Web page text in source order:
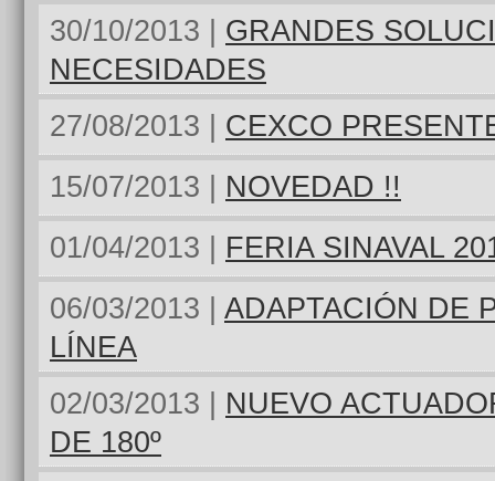
30/10/2013 | GRANDES
NECESIDADES
27/08/2013 | CEXCO
15/07/2013 | NOVEDAD !!
01/04/2013 | FERIA SINAVAL
06/03/2013 | ADAPTACIÓN DE
LÍNEA
02/03/2013 | NUEVO
DE 180º